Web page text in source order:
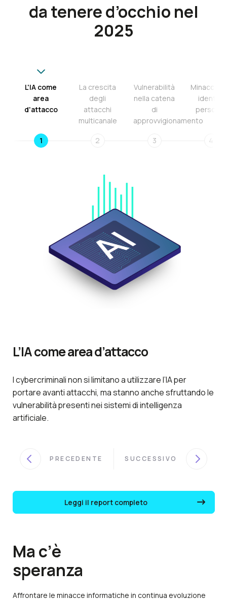
da tenere d’occhio nel
2025
L'IA come
area
d'attacco
1
La crescita
degli
attacchi
multicanale
2
Vulnerabilità
nella catena
di
approvvigionamento
3
Minacce
identità
personali
4
L’IA come area d’attacco
I cybercriminali non si limitano a utilizzare l’IA per
portare avanti attacchi, ma stanno anche sfruttando le
vulnerabilità presenti nei sistemi di intelligenza
artificiale.
PRECEDENTE SUCCESSIVO
Leggi il report completo
Ma c’è
speranza
Affrontare le minacce informatiche in continua evoluzione